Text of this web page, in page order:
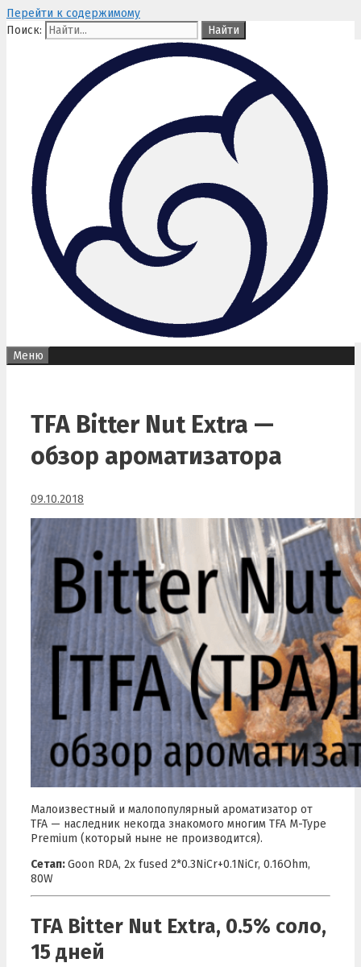
Перейти к содержимому
Поиск:
Меню
TFA Bitter Nut Extra —
обзор ароматизатора
09.10.2018
Малоизвестный и малопопулярный ароматизатор от
TFA — наследник некогда знакомого многим TFA M-Type
Premium (который ныне не производится).
Сетап:Goon RDA, 2x fused 2*0.3NiCr+0.1NiCr, 0.16Ohm,
80W
TFA Bitter Nut Extra, 0.5% соло,
15 дней